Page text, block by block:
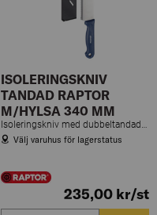
ISOLERINGSKNIV
TANDAD RAPTOR
M/HYLSA 340 MM
Välj varuhus för lagerstatus
235,00 kr/st